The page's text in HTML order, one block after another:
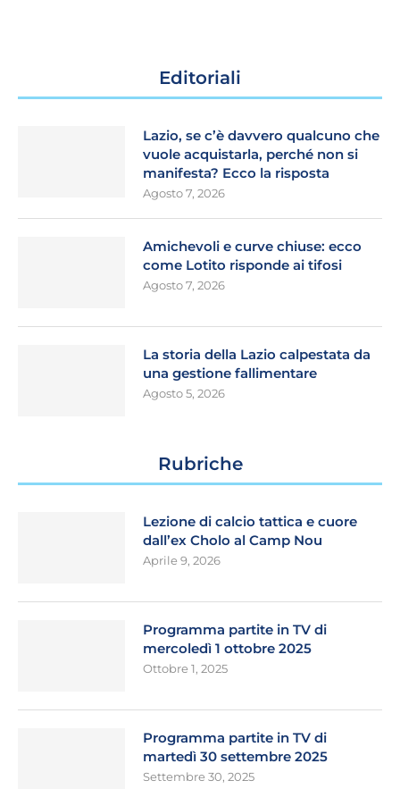
Editoriali
Lazio, se c’è davvero qualcuno che
vuole acquistarla, perché non si
manifesta? Ecco la risposta
Agosto 7, 2026
Amichevoli e curve chiuse: ecco
come Lotito risponde ai tifosi
Agosto 7, 2026
La storia della Lazio calpestata da
una gestione fallimentare
Agosto 5, 2026
Rubriche
Lezione di calcio tattica e cuore
dall’ex Cholo al Camp Nou
Aprile 9, 2026
Programma partite in TV di
mercoledì 1 ottobre 2025
Ottobre 1, 2025
Programma partite in TV di
martedì 30 settembre 2025
Settembre 30, 2025